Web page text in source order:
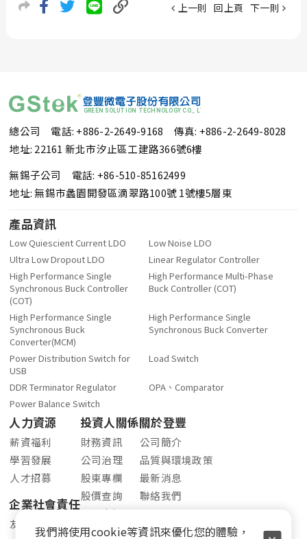
上一則 回上頁 下一則
總公司 電話: +886-2-2649-9168
傳真: +886-2-2649-8028
地址: 22161 新北市汐止區工建路366號6樓
無錫子公司 電話: +86-510-85162499
地址: 無錫市蠡園開發區滴翠路100號 1號樓5層東
產品資訊
Low Quiescient Current LDO
Low Noise LDO
Ultra Low Dropout LDO
Linear Regulator Controller
High Performance Single
Synchronous Buck Controller
(COT)
High Performance Multi-Phase
Buck Controller (COT)
High Performance Single
Synchronous Buck
Converter(MCM)
High Performance Single
Synchronous Buck Converter
Power Distribution Switch for
USB
Load Switch
DDR Terminator Regulator
OPA、Comparator
Power Balance Switch
人力資源
薪資福利
學習發展
人才招募
企業社會責任
友善職場
投資人關係
財務資訊
公司治理
股東專欄
股價查詢
股利資訊
法人說明會
關於登豐
公司簡介
品質與環境政策
最新消息
聯絡我們
我們將使用cookie等資訊來優化您的體驗，